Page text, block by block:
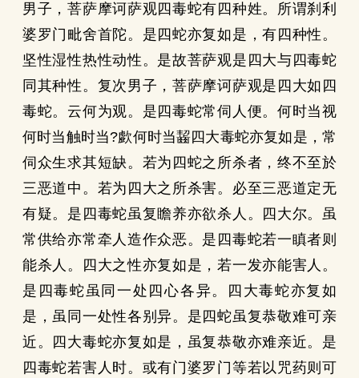
男子，菩萨摩诃萨观四毒蛇有四种姓。所谓刹利
婆罗门毗舍首陀。是四蛇亦复如是，有四种性。
坚性湿性热性动性。是故菩萨观是四大与四毒蛇
同其种性。复次男子，菩萨摩诃萨观是四大如四
毒蛇。云何为观。是四毒蛇常伺人便。何时当视
何时当触时当?歔何时当齧四大毒蛇亦复如是，常
伺众生求其短缺。若为四蛇之所杀者，终不至於
三恶道中。若为四大之所杀害。必至三恶道定无
有疑。是四毒蛇虽复瞻养亦欲杀人。四大尔。虽
常供给亦常牵人造作众恶。是四毒蛇若一瞋者则
能杀人。四大之性亦复如是，若一发亦能害人。
是四毒蛇虽同一处四心各异。四大毒蛇亦复如
是，虽同一处性各别异。是四蛇虽复恭敬难可亲
近。四大毒蛇亦复如是，虽复恭敬亦难亲近。是
四毒蛇若害人时。或有门婆罗门等若以咒药则可